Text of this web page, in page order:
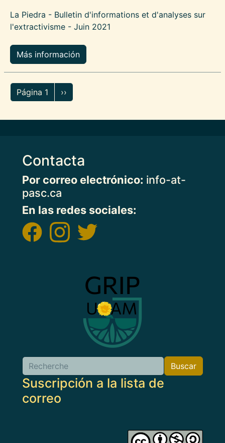
La Piedra - Bulletin d'informations et d'analyses sur
l'extractivisme - Juin 2021
Más información
Paginación
Página 1 Siguiente página
››
Contacta
Por correo electrónico: info-at-
pasc.ca
En las redes sociales:
Buscar Buscar
Suscripción a la lista de
correo